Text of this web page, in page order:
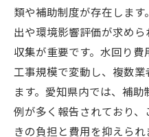
類や補助制度が存在しま
出や環境影響評価が求め
収集が重要です。水回り
工事規模で変動し、複数
ます。愛知県内では、補
例が多く報告されており
きの負担と費用を抑えられ